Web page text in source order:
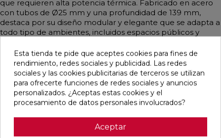
que requieren alta potencia térmica. Fabricado en acero
con tubos de Ø25 mm y una profundidad de 139 mm,
destaca por su diseño modular y elegante que se adapta a
todo tipo de ambientes, incluidos espacios públicos y
diferentes medidas y en una amplia gama de colores,
incluidos acabados RAL personalizados. Garantiza una
distribución uniforme del calor, siendo compatible con
sistemas de baja temperatura como calderas de
condensación o bombas de calor. Incluye purgador,
soportes universales y tapón embellecedor.
Esta tienda te pide que aceptes cookies para fines de
rendimiento, redes sociales y publicidad. Las redes
sociales y las cookies publicitarias de terceros se utilizan
para ofrecerte funciones de redes sociales y anuncios
personalizados. ¿Aceptas estas cookies y el
procesamiento de datos personales involucrados?
Aceptar